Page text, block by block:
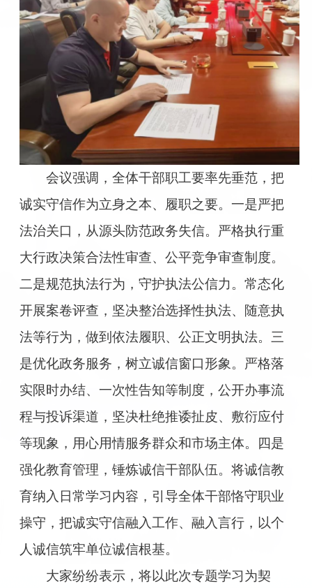
会议强调，全体干部职工要率先垂范，把
诚实守信作为立身之本、履职之要。一是严把
法治关口，从源头防范政务失信。严格执行重
大行政决策合法性审查、公平竞争审查制度。
二是规范执法行为，守护执法公信力。常态化
开展案卷评查，坚决整治选择性执法、随意执
法等行为，做到依法履职、公正文明执法。三
是优化政务服务，树立诚信窗口形象。严格落
实限时办结、一次性告知等制度，公开办事流
程与投诉渠道，坚决杜绝推诿扯皮、敷衍应付
等现象，用心用情服务群众和市场主体。四是
强化教育管理，锤炼诚信干部队伍。将诚信教
育纳入日常学习内容，引导全体干部恪守职业
操守，把诚实守信融入工作、融入言行，以个
人诚信筑牢单位诚信根基。
大家纷纷表示，将以此次专题学习为契